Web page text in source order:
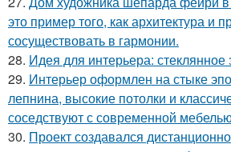
это пример того, как архитектура и
сосуществовать в гармонии.
28. Идея для интерьера: стеклянное
29. Интерьер оформлен на стыке
лепнина, высокие потолки и
соседствуют с современной
30. Проект создавался